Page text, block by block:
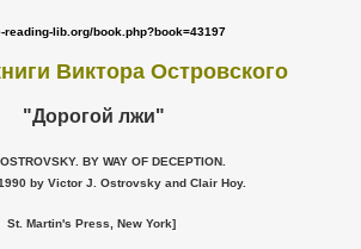
-reading-lib. org/book. php?book=43197
Виктора Островского
"Дорогой лжи"
BY WAY OF DECEPTION.
by Victor J. Ostrovsky and Clair Hoy.
St. Martin's Press, New York]